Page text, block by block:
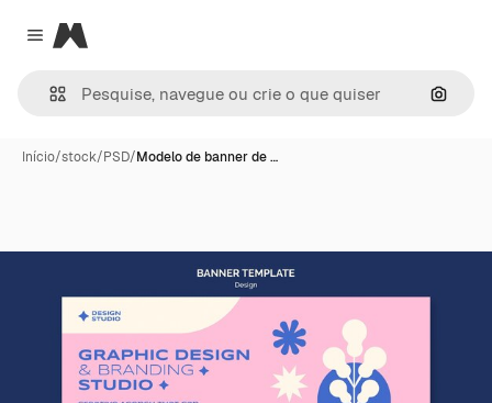
Close menu
Magnific
Início/stock/PSD/Modelo de banner de …